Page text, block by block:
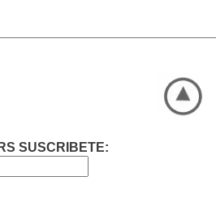
SUSCRIBETE: